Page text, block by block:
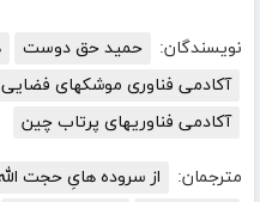
نویسندگان: حمید حق دوست
آکادمی فناوری موشکهای
آکادمی فناوریهای پرتاب چین
مترجمان: از سروده هایِ حجت